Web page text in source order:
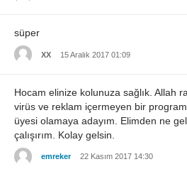
süper
XX 15 Aralık 2017 01:09
Hocam elinize kolunuza sağlık. Allah
virüs ve reklam içermeyen bir
üyesi olamaya adayım. Elimden ne
çalışırım. Kolay gelsin.
emreker 22 Kasım 2017 14:30